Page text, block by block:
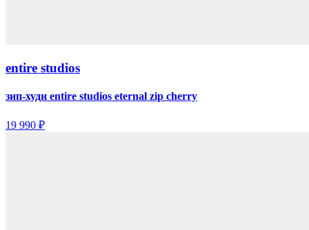
entire studios
зип-худи entire studios eternal zip cherry
19 990 ₽